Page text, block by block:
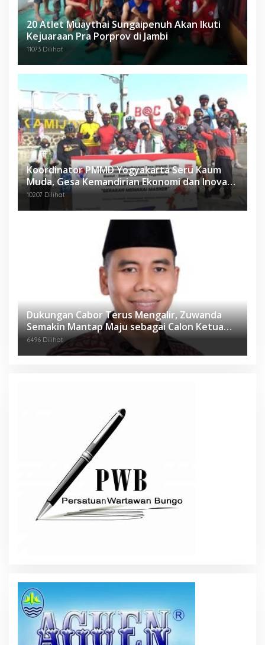
20 Atlet Muaythai Sungaipenuh Akan Ikuti
Kejuaraan Pra Porprov di Jambi
11073 Dilihat
Koordinator PMMD Yogyakarta Seru Kaum
Muda, Gesa Kemandirian Ekonomi dan Inovasi
Desa
10207 Dilihat
Dukungan Cabor Terus Mengalir, Zuwanda
Semakin Mantap Maju sebagai Calon Ketua
KONI
6496 Dilihat